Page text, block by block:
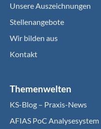
Unsere Auszeichnungen
Stellenangebote
Wir bilden aus
Kontakt
Themenwelten
KS-Blog – Praxis-News
AFIAS PoC Analysesystem